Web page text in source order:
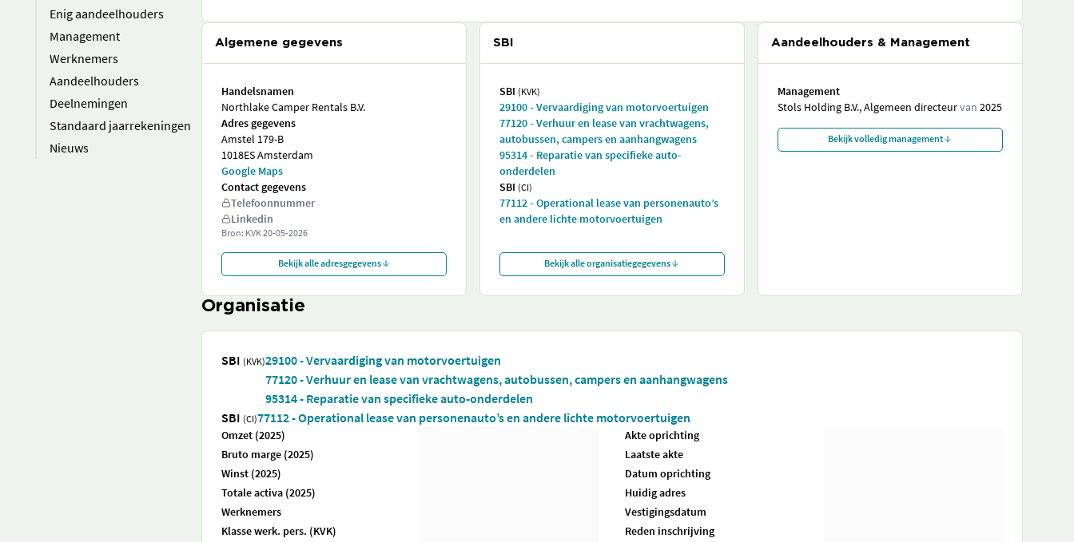
Enig aandeelhouders
Management
Werknemers
Aandeelhouders
Deelnemingen
Standaard jaarrekeningen
Nieuws
Algemene gegevens
Handelsnamen
Northlake Camper Rentals B.V.
Adres gegevens
Amstel 179-B
1018ES Amsterdam
Google Maps
Contact gegevens
Telefoonnummer
Linkedin
Bron: KVK20-05-2026
Bekijk alle adresgegevens
SBI
SBI (KVK)
29100 - Vervaardiging van motorvoertuigen
77120 - Verhuur en lease van vrachtwagens,
autobussen, campers en aanhangwagens
95314 - Reparatie van specifieke auto-
onderdelen
SBI (CI)
77112 - Operational lease van personenauto’s
en andere lichte motorvoertuigen
Bekijk alle organisatiegegevens
Aandeelhouders & Management
Management
Stols Holding B.V., Algemeen directeurvan 2025
Bekijk volledig management
Organisatie
SBI (KVK)29100 - Vervaardiging van motorvoertuigen
77120 - Verhuur en lease van vrachtwagens, autobussen, campers en aanhangwagens
95314 - Reparatie van specifieke auto-onderdelen
SBI (CI)77112 - Operational lease van personenauto’s en andere lichte motorvoertuigen
Omzet (2025)
Bruto marge (2025)
Winst (2025)
Totale activa (2025)
Werknemers
Klasse werk. pers. (KVK)
Akte oprichting
Laatste akte
Datum oprichting
Huidig adres
Vestigingsdatum
Reden inschrijving